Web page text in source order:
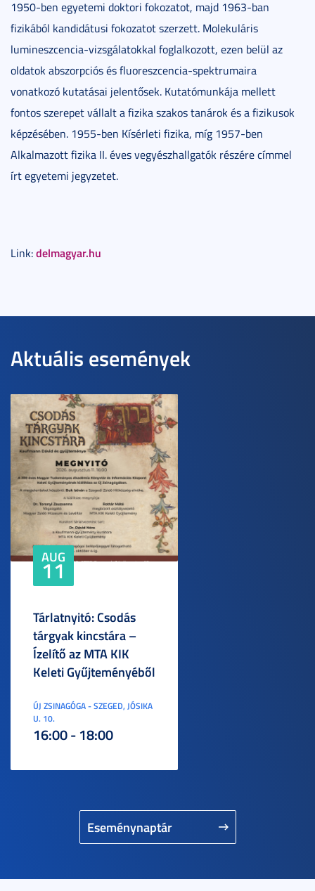
1950-ben egyetemi doktori fokozatot, majd 1963-ban
fizikából kandidátusi fokozatot szerzett. Molekuláris
lumineszcencia-vizsgálatokkal foglalkozott, ezen belül az
oldatok abszorpciós és fluoreszcencia-spektrumaira
vonatkozó kutatásai jelentősek. Kutatómunkája mellett
fontos szerepet vállalt a fizika szakos tanárok és a fizikusok
képzésében. 1955-ben Kísérleti fizika, míg 1957-ben
Alkalmazott fizika II. éves vegyészhallgatók részére címmel
írt egyetemi jegyzetet.
Link:delmagyar.hu
Aktuális események
Eseménynaptár
AUG
11
Tárlatnyitó: Csodás
tárgyak kincstára –
Ízelítő az MTA KIK
Keleti Gyűjteményéből
ÚJ ZSINAGÓGA - SZEGED, JÓSIKA
U. 10.
16:00 - 18:00